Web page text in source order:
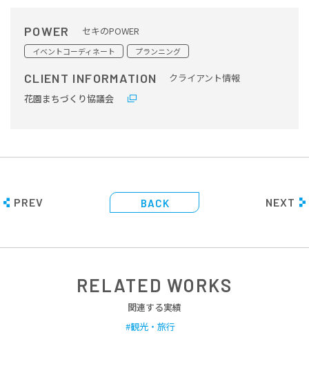
POWER セキのPOWER
イベントコーディネート プランニング
CLIENT INFORMATION
クライアント情報
花園まちづくり協議会
PREV NEXT
BACK
RELATED WORKS
関連する実績
観光・旅行